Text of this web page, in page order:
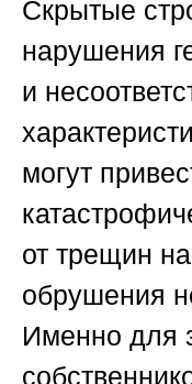
Скрытые
нарушения
и
могут
от трещин
обрушения
Именно для